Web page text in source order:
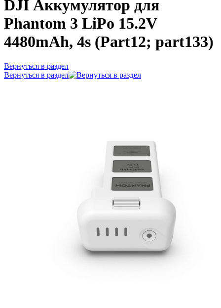
DJI Аккумулятор для
Phantom 3 LiPo 15.2V
4480mAh, 4s (Part12; part133)
Вернуться в раздел
Вернуться в раздел